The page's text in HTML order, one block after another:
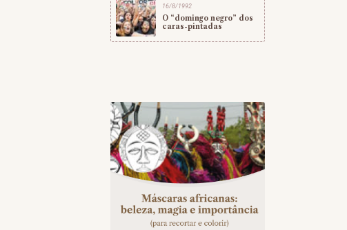
16/8/1992
O “domingo negro” dos
caras-pintadas